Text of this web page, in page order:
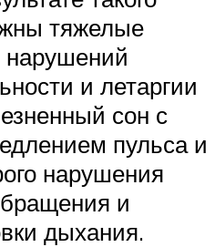
тяжелые
нарушений
и летаргии
сон с
пульса и
нарушения
и
дыхания.